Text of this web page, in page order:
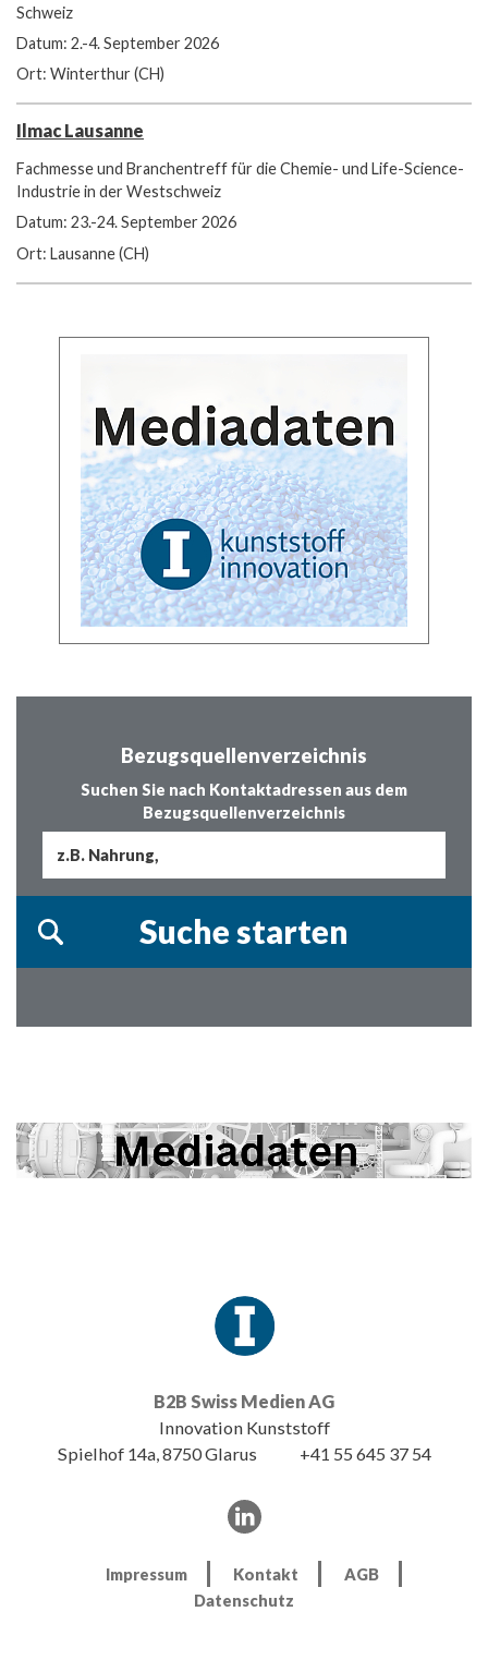
Schweiz
Datum: 2.-4. September 2026
Ort: Winterthur (CH)
Ilmac Lausanne
Fachmesse und Branchentreff für die Chemie- und Life-Science-
Industrie in der Westschweiz
Datum: 23.-24. September 2026
Ort: Lausanne (CH)
Bezugsquellenverzeichnis
Suchen Sie nach Kontaktadressen aus dem
Bezugsquellenverzeichnis
B2B Swiss Medien AG
Innovation Kunststoff
Spielhof 14a, 8750 Glarus
+41 55 645 37 54
Impressum Kontakt
AGB
Datenschutz